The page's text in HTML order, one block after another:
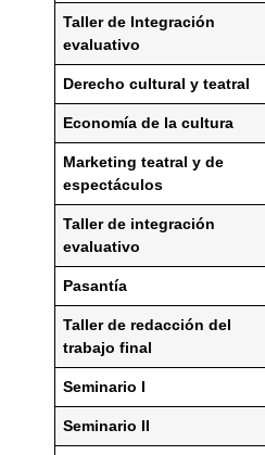
Taller de Integración
evaluativo
Derecho cultural y teatral
Economía de la cultura
Marketing teatral y de
espectáculos
Taller de integración
evaluativo
Pasantía
Taller de redacción del
trabajo final
Seminario I
Seminario II